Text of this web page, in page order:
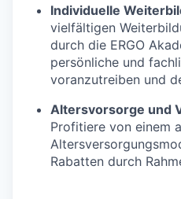
Individuelle
vielfältigen
durch die ERGO
persönliche und
voranzutreiben und
Altersvorsorge und
Profitiere von einem
Rabatten durch